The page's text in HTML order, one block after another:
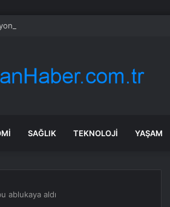
şekilleniyor
SAĞLIK TEKNOLOJI YAŞAM
ablukaya aldı